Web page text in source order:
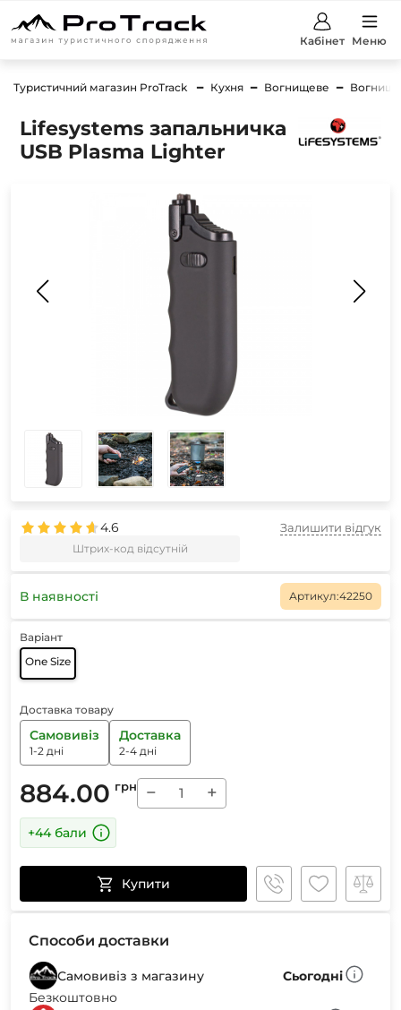
Кабінет Меню
Туристичний магазин ProTrack Кухня Вогнищеве
Lifesystems запальничка
USB Plasma Lighter
4.6
Штрих-код відсутній
Залишити відгук
В наявності Артикул:42250
Варіант
One Size
Доставка товару
Самовивіз
1-2 дні
Доставка
2-4 дні
884.00 грн − +
+44 бали
Купити
Способи доставки
Самовивіз з магазину
Сьогодні
Безкоштовно